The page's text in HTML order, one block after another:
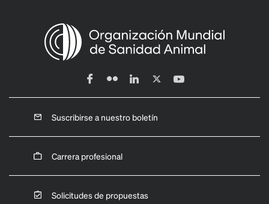
Suscribirse a nuestro boletín
Carrera profesional
Solicitudes de propuestas